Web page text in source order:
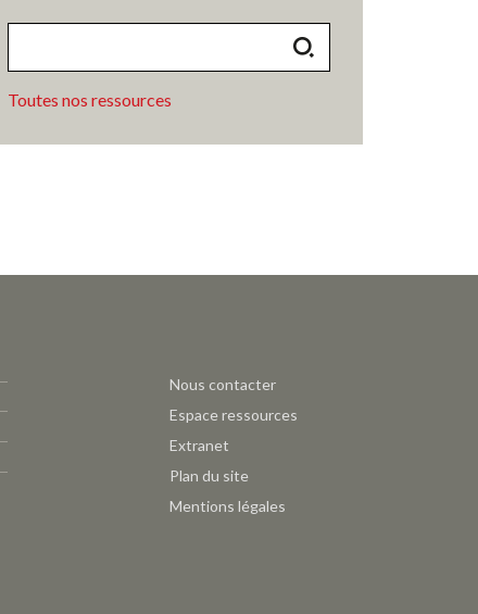
Toutes nos ressources
Pied
de
page
CAUE
-
Nous contacter
Espace ressources
Extranet
Plan du site
Mentions légales